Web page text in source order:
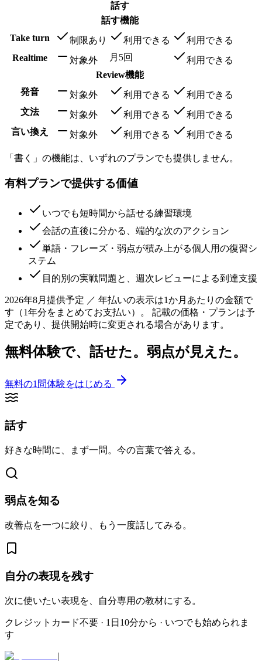
話す
話す機能
Take turn
制限あり 利用できる
利用できる
Realtime
対象外 月5回
利用できる
Review機能
発音
対象外 利用できる
利用できる
文法
対象外 利用できる
利用できる
言い換え
対象外 利用できる 利用できる
「書く」の機能は、いずれのプランでも提供しません。
有料プランで提供する価値
いつでも短時間から話せる練習環境
会話の直後に分かる、端的な次のアクション
単語・フレーズ・弱点が積み上がる個人用の復習シ
ステム
目的別の実戦問題と、週次レビューによる到達支援
2026年8月提供予定 ／ 年払いの表示は1か月あたりの金額で
す（1年分をまとめてお支払い）。 記載の価格・プランは予
定であり、提供開始時に変更される場合があります。
無料体験で、話せた。 弱点が見えた。
無料の1問体験をはじめる
話す
好きな時間に、まず一問。今の言葉で答える。
弱点を知る
改善点を一つに絞り、もう一度話してみる。
自分の表現を残す
次に使いたい表現を、自分専用の教材にする。
クレジットカード不要 · 1日10分から · いつでも始められま
す
|